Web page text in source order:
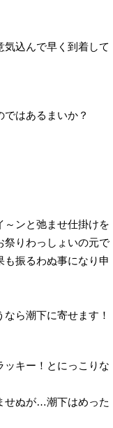
込んで早く到着して
はあるまいか？
～ンと弛ませ仕掛けを
祭りわっしょいの元で
振るわぬ事になり申
ら潮下に寄せます！
キー！とにっこりな
せぬが…潮下はめった